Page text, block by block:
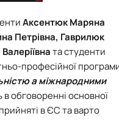
Аксентюк Маряна
Петрівна, Гаврилюк
та студенти
професійної
а міжнародними
обговоренні основної
в ЄС та варто